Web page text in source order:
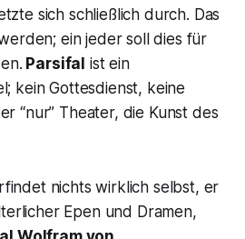
sich schließlich durch. Das
ein jeder soll dies für
Parsifal ist ein
kein Gottesdienst, keine
“nur” Theater, die Kunst des
nichts wirklich selbst, er
Epen und Dramen,